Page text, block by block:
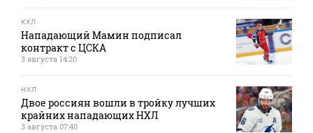
КХЛ
Нападающий Мамин подписал
контракт с ЦСКА
3 августа 14:20
НХЛ
Двое россиян вошли в тройку лучших
крайних нападающих НХЛ
3 августа 07:40